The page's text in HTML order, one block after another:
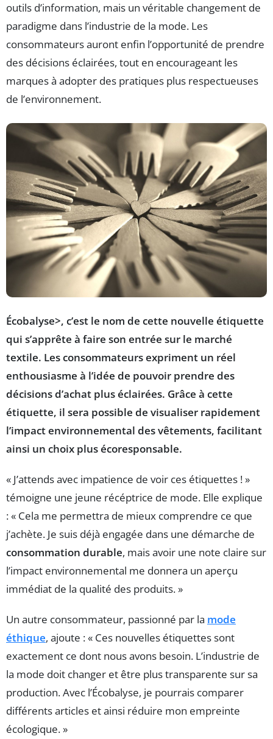
outils d’information, mais un véritable changement de
paradigme dans l’industrie de la mode. Les
consommateurs auront enfin l’opportunité de prendre
des décisions éclairées, tout en encourageant les
marques à adopter des pratiques plus respectueuses
de l’environnement.
Écobalyse>, c’est le nom de cette nouvelle étiquette
qui s’apprête à faire son entrée sur le marché
textile. Les consommateurs expriment un réel
enthousiasme à l’idée de pouvoir prendre des
décisions d’achat plus éclairées. Grâce à cette
étiquette, il sera possible de visualiser rapidement
l’impact environnemental des vêtements, facilitant
ainsi un choix plusécoresponsable.
« J’attends avec impatience de voir ces étiquettes ! »
témoigne une jeune récéptrice de mode. Elle explique
: « Cela me permettra de mieux comprendre ce que
j’achète. Je suis déjà engagée dans une démarche de
consommation durable, mais avoir une note claire sur
l’impact environnemental me donnera un aperçu
immédiat de la qualité des produits. »
Un autre consommateur, passionné par la mode
éthique, ajoute : « Ces nouvelles étiquettes sont
exactement ce dont nous avons besoin. L’industrie de
la mode doit changer et être plus transparente sur sa
production. Avec l’Écobalyse, je pourrais comparer
différents articles et ainsi réduire mon empreinte
écologique. »